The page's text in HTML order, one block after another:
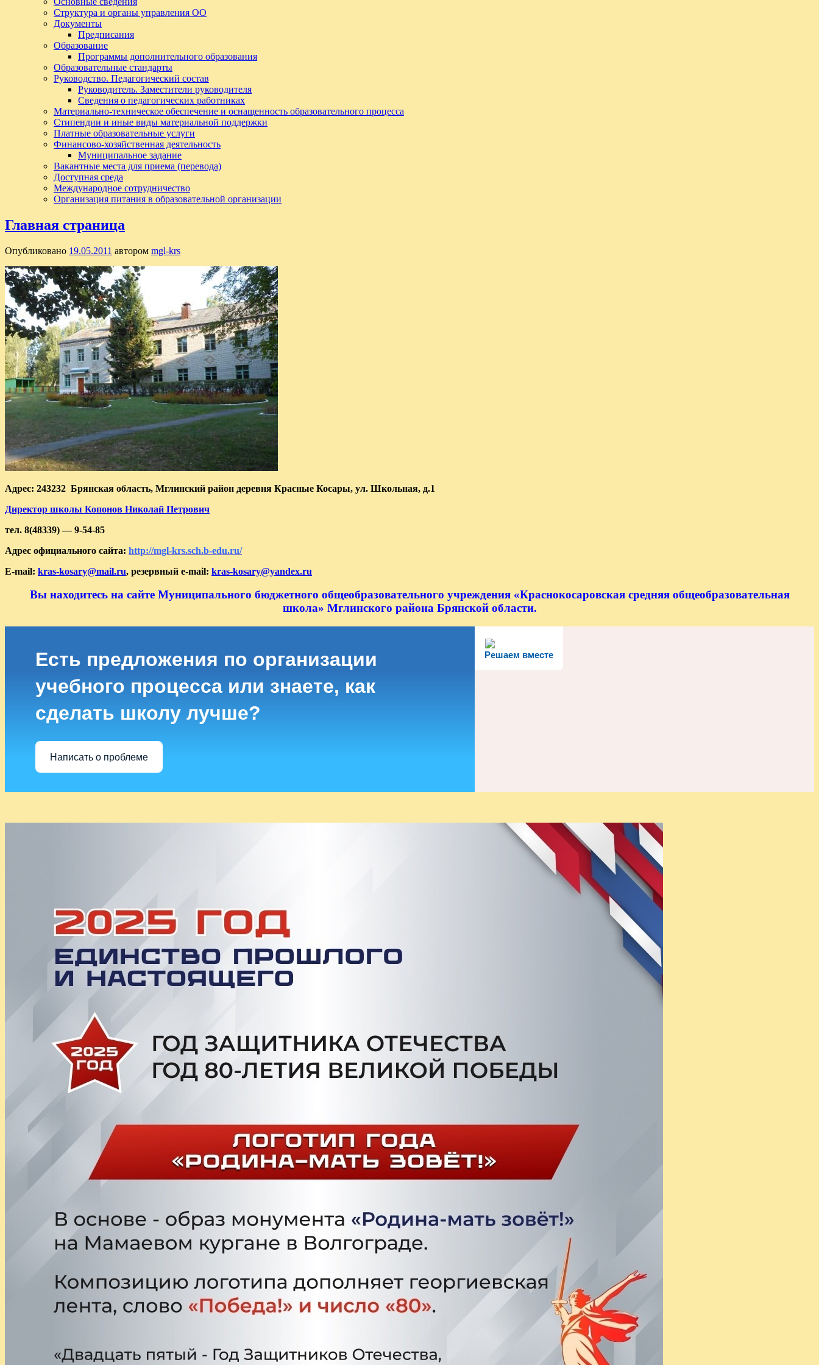
Структура и органы управления ОО
Документы
Предписания
Образование
Программы дополнительного образования
Образовательные стандарты
Руководство. Педагогический состав
Руководитель. Заместители руководителя
Сведения о педагогических работниках
Материально-техническое обеспечение и оснащенность образовательного процесса
Стипендии и иные виды материальной поддержки
Платные образовательные услуги
Финансово-хозяйственная деятельность
Муниципальное задание
Вакантные места для приема (перевода)
Доступная среда
Международное сотрудничество
Организация питания в образовательной организации
Главная страница
Опубликовано 19.05.2011 автором mgl-krs
Адрес: 243232 Брянская область, Мглинский район деревня Красные Косары, ул. Школьная, д.1
Директор школы Копонов Николай Петрович
тел. 8(48339) — 9-54-85
Адрес официального сайта: http://mgl-krs.sch.b-edu.ru/
E-mail: kras-kosary@mail.ru, резервный e-mail: kras-kosary@yandex.ru
Вы находитесь на сайте Муниципального бюджетного общеобразовательного учреждения «Краснокосаровская средняя общеобразовательная
школа» Мглинского района Брянской области.
Решаем вместе
Есть предложения по организации
учебного процесса или знаете, как
сделать школу лучше?
Написать о проблеме